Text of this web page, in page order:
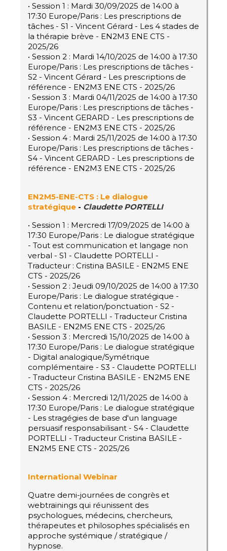
• Session 1 : Mardi 30/09/2025 de 14:00 à
17:30 Europe/Paris : Les prescriptions de
tâches - S1 - Vincent Gérard - Les 4 stades de
la thérapie brève - EN2M3 ENE CTS -
2025/26
• Session 2 : Mardi 14/10/2025 de 14:00 à 17:30
Europe/Paris : Les prescriptions de tâches -
S2 - Vincent Gérard - Les prescriptions de
référence - EN2M3 ENE CTS - 2025/26
• Session 3 : Mardi 04/11/2025 de 14:00 à 17:30
Europe/Paris : Les prescriptions de tâches -
S3 - Vincent GERARD - Les prescriptions de
référence - EN2M3 ENE CTS - 2025/26
• Session 4 : Mardi 25/11/2025 de 14:00 à 17:30
Europe/Paris : Les prescriptions de tâches -
S4 - Vincent GERARD - Les prescriptions de
référence - EN2M3 ENE CTS - 2025/26
EN2M5-ENE-CTS : Le dialogue
stratégique - Claudette PORTELLI
• Session 1 : Mercredi 17/09/2025 de 14:00 à
17:30 Europe/Paris : Le dialogue stratégique
- Tout est communication et langage non
verbal - S1 - Claudette PORTELLI -
Traducteur : Cristina BASILE - EN2M5 ENE
CTS - 2025/26
• Session 2 : Jeudi 09/10/2025 de 14:00 à 17:30
Europe/Paris : Le dialogue stratégique -
Contenu et relation/ponctuation - S2 -
Claudette PORTELLI - Traducteur Cristina
BASILE - EN2M5 ENE CTS - 2025/26
• Session 3 : Mercredi 15/10/2025 de 14:00 à
17:30 Europe/Paris : Le dialogue stratégique
- Digital analogique/Symétrique
complémentaire - S3 - Claudette PORTELLI
- Traducteur Cristina BASILE - EN2M5 ENE
CTS - 2025/26
• Session 4 : Mercredi 12/11/2025 de 14:00 à
17:30 Europe/Paris : Le dialogue stratégique
- Les stragégies de base d'un language
persuasif responsabilisant - S4 - Claudette
PORTELLI - Traducteur Cristina BASILE -
EN2M5 ENE CTS - 2025/26
International Webinar
Quatre demi-journées de congrès et
webtrainings qui réunissent des
psychologues, médecins, chercheurs,
thérapeutes et philosophes spécialisés en
approche systémique / stratégique /
hypnose.